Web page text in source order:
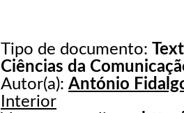
Tipo de documento:
Ciências da
Autor(a): António
Interior